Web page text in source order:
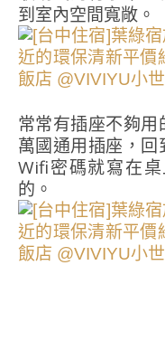
到室內空間寬敞。
常常有插座不夠
萬國通用插座，回
Wifi密碼就寫在
的。